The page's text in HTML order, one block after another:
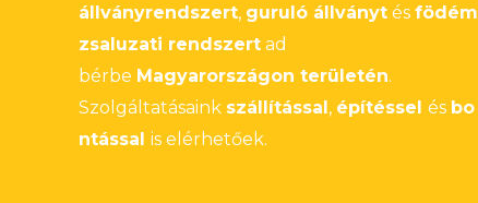
állványrendszert, guruló állványt és födém
zsaluzati rendszert ad
bérbe Magyarországon területén.
Szolgáltatásaink szállítással , építéssel és bo
ntással is elérhetőek.